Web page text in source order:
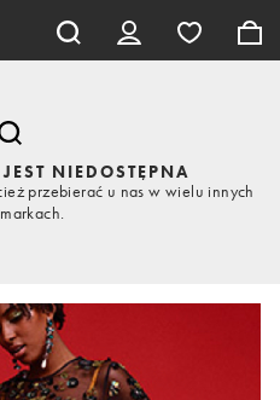
NIEDOSTĘPNA
przebierać u nas w wielu innych